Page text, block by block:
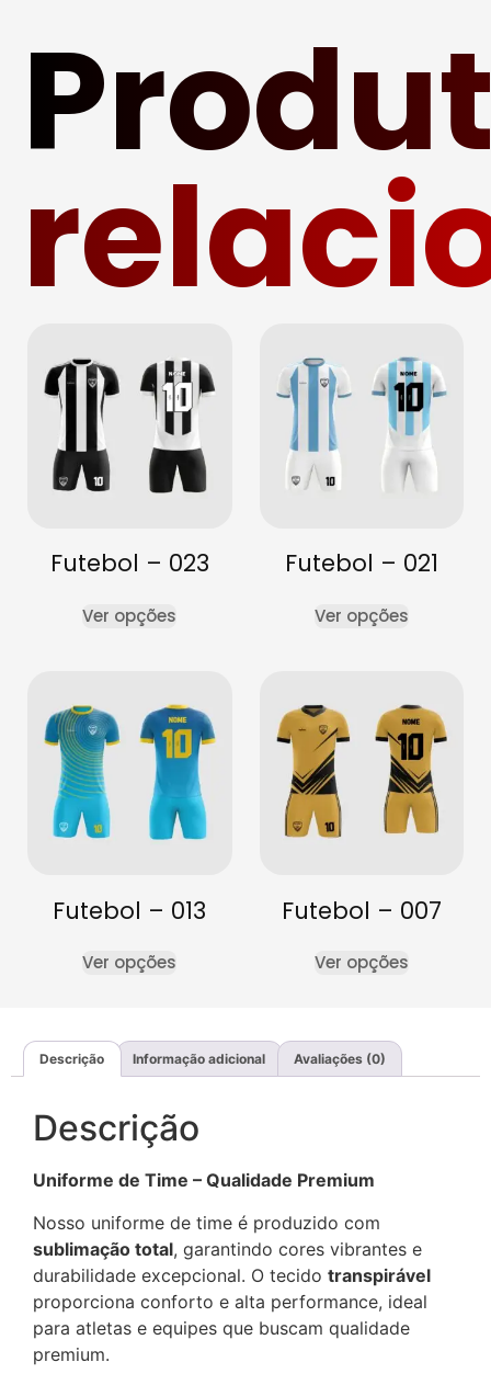
Futebol – 023
Ver opções
Futebol – 021
Ver opções
Futebol – 013
Ver opções
Futebol – 007
Ver opções
Descrição Informação adicional Avaliações (0)
Descrição
Uniforme de Time – Qualidade Premium
Nosso uniforme de time é produzido com
sublimação total, garantindo cores vibrantes e
durabilidade excepcional. O tecido transpirável
proporciona conforto e alta performance, ideal
para atletas e equipes que buscam qualidade
premium.